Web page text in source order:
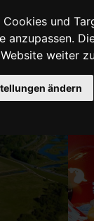
und
anzupassen.
weiter
ändern